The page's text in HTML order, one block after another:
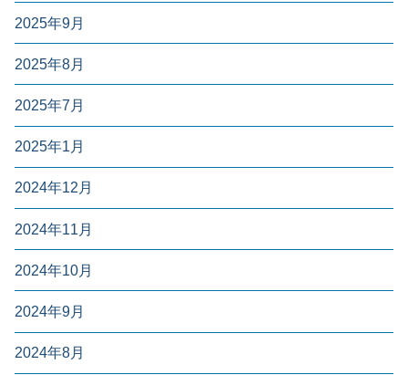
2025年9月
2025年8月
2025年7月
2025年1月
2024年12月
2024年11月
2024年10月
2024年9月
2024年8月